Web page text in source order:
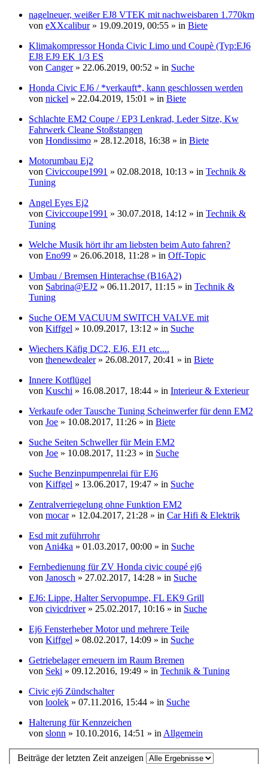
nagelneuer, weißer EJ8 VTEK mit nachweisbaren 1.770km
von eXXcalibur» 19.09.2019, 00:55 » in Biete
Klimakompressor Honda Civic Limo und Coupè (Typ:EJ6
EJ8 EJ9 EK 1/3 ES
von Canger» 22.06.2019, 00:52 » in Suche
Honda Civic EJ6 / *verkauft*, kann geschlossen werden
von nickel » 22.04.2019, 15:01 » in Biete
Schlachte EM2 Coupe / EP3 Lenkrad, Leder Sitze, Kw
Fahrwerk Cleane Stoßstangen
von Hondissimo » 28.12.2018, 16:38 » in Biete
Motorumbau Ej2
von Civiccoupe1991 » 02.08.2018, 10:13 » in Technik &
Tuning
Angel Eyes Ej2
von Civiccoupe1991 » 30.07.2018, 14:12 » in Technik &
Tuning
Welche Musik hört ihr am liebsten beim Auto fahren?
von Eno99 » 26.06.2018, 11:28 » in Off-Topic
Umbau / Bremsen Hinterachse (B16A2)
von Sabrina@EJ2 » 06.11.2017, 11:15 » in Technik &
Tuning
Suche OEM VACUUM SWITCH VALVE mit
von Kiffgel » 10.09.2017, 13:12 » in Suche
Wiechers Käfig DC2, EJ6, EJ1 etc....
von thenewdealer» 26.08.2017, 20:41 » in Biete
Innere Kotflügel
von Kuschi » 16.08.2017, 18:44 » in Interieur & Exterieur
Verkaufe oder Tausche Tuning Scheinwerfer für denn EM2
von Joe » 10.08.2017, 11:26 » in Biete
Suche Seiten Schweller für Mein EM2
von Joe » 10.08.2017, 11:23 » in Suche
Suche Benzinpumpenrelai für EJ6
von Kiffgel » 13.06.2017, 19:47 » in Suche
Zentralverriegelung ohne Funktion EM2
von mocar» 12.04.2017, 21:28 » in Car Hifi & Elektrik
Esd mit zuführrohr
von Ani4ka » 01.03.2017, 00:00 » in Suche
Fernbedienung für ZV Honda civic coupé ej6
von Janosch » 27.02.2017, 14:28 » in Suche
EJ6: Lippe, Halter Servopumpe, FL EK9 Grill
von civicdriver» 25.02.2017, 10:16 » in Suche
Ej6 Fensterheber Motor und mehrere Teile
von Kiffgel » 08.02.2017, 14:09 » in Suche
Getriebelager erneuern im Raum Bremen
von Seki » 09.12.2016, 19:49 » in Technik & Tuning
Civic ej6 Zündschalter
von loolek » 07.11.2016, 15:44 » in Suche
Halterung für Kennzeichen
von slonn » 10.10.2016, 14:51 » in Allgemein
Beiträge der letzten Zeit anzeigen